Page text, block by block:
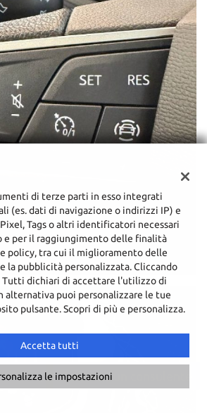
Contatta un consulente
di terze parti in esso integrati
(es. dati di navigazione o indirizzi IP) e
Tags o altri identificatori necessari
e per il raggiungimento delle finalità
policy, tra cui il miglioramento delle
la pubblicità personalizzata. Cliccando
Tutti dichiari di accettare l'utilizzo di
alternativa puoi personalizzare le tue
pulsante. Scopri di più e personalizza.
Accetta tutti
le impostazioni